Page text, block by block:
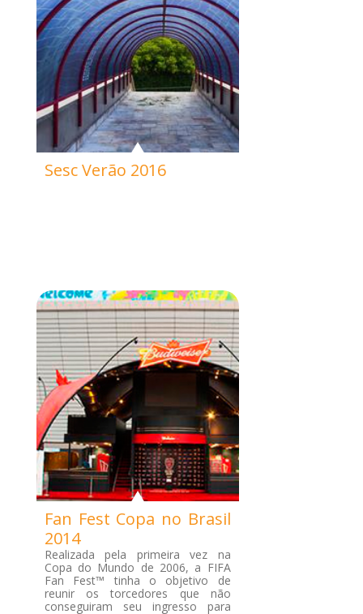
Sesc Verão 2016
Fan Fest Copa no Brasil
2014
Realizada pela primeira vez na
Copa do Mundo de 2006, a FIFA
Fan Fest™ tinha o objetivo de
reunir os torcedores que não
conseguiram seu ingresso para